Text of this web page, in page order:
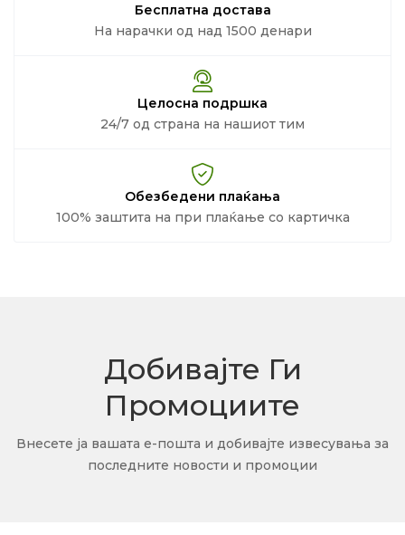
Бесплатна достава
На нарачки од над 1500 денари
Целосна подршка
24/7 од страна на нашиот тим
Обезбедени плаќања
100% заштита на при плаќање со картичка
Добивајте Ги
Промоциите
Внесете ја вашата е-пошта и добивајте извесувања за
последните новости и промоции